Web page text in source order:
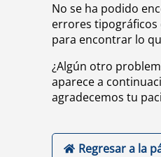
No se ha podido
errores tipográficos
para encontrar lo
¿Algún otro
aparece a
agradecemos tu
Regresar a la